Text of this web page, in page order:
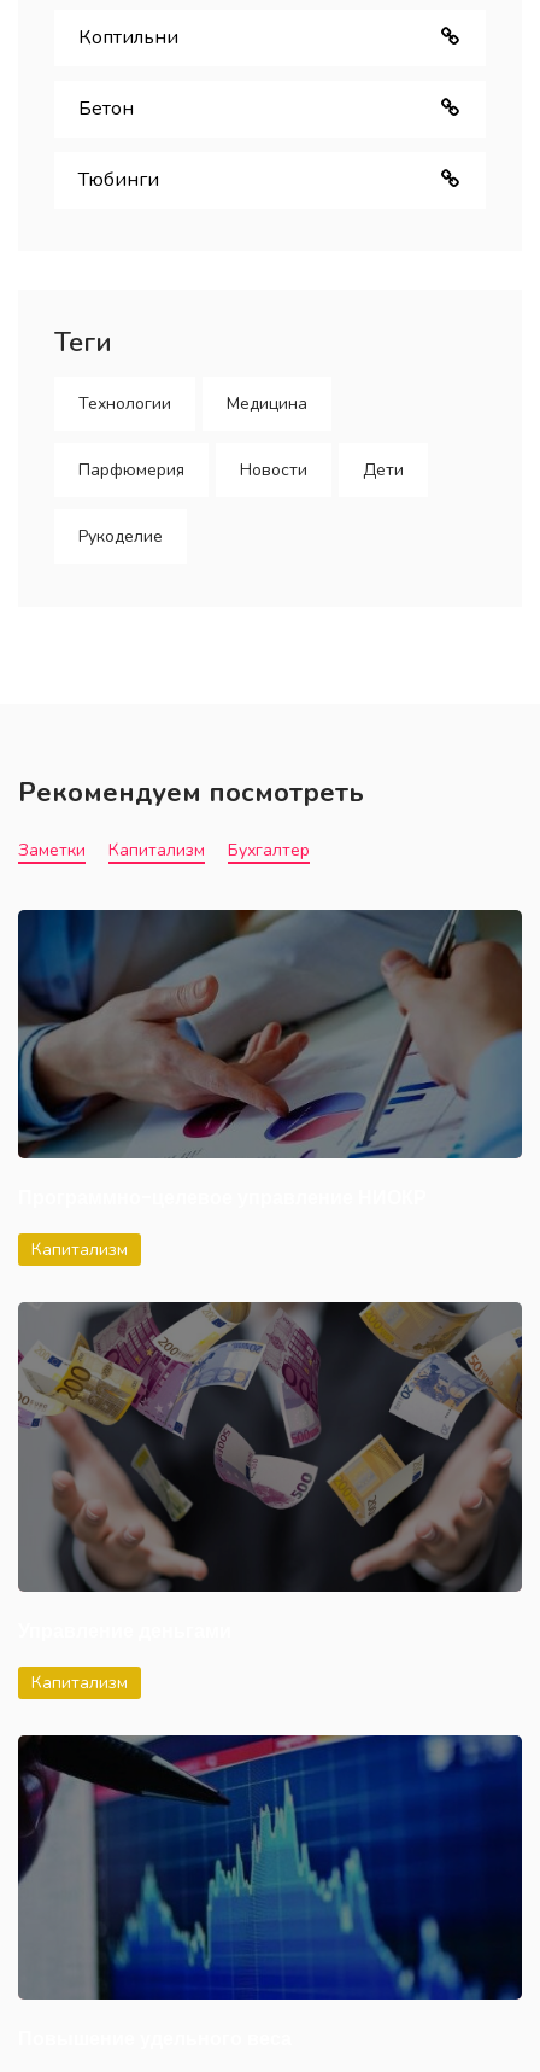
Коптильни
Бетон
Тюбинги
Теги
Технологии Медицина
Парфюмерия Новости Дети
Рукоделие
Рекомендуем посмотреть
Заметки Капитализм Бухгалтер
Капитализм
Капитализм